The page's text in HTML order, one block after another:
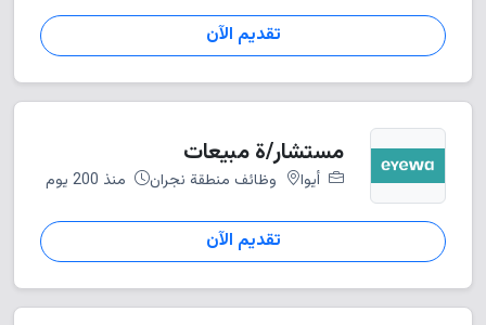
تقديم الآن
مستشار/ة مبيعات
أيوا وظائف منطقة نجران منذ 200 يوم
تقديم الآن